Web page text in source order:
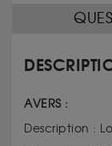
AVERS :
Description :